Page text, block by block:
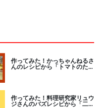
作ってみた！かっちゃんねるさ
んのレシピから「トマトのたま
作ってみた！料理研究家リュウ
ジさんのバズレシピから「二度